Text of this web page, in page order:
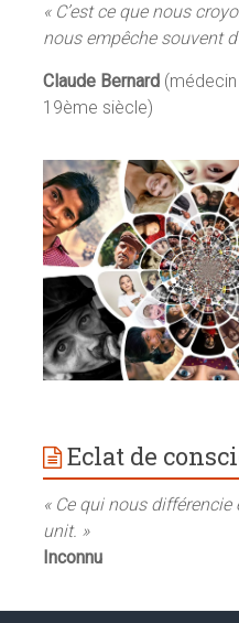
« C’est ce que nous
nous empêche souvent
Claude Bernard
19ème siècle)
Eclat de
« Ce qui nous
unit. »
Inconnu